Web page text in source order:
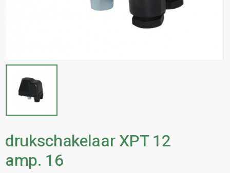
drukschakelaar XPT 12
amp. 16